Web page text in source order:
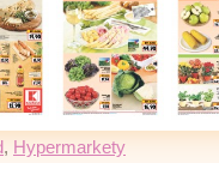
, Hypermarkety